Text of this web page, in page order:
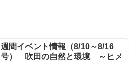
週間イベント情報（8/10～8/16
号） 吹田の自然と環境 ～ヒメ